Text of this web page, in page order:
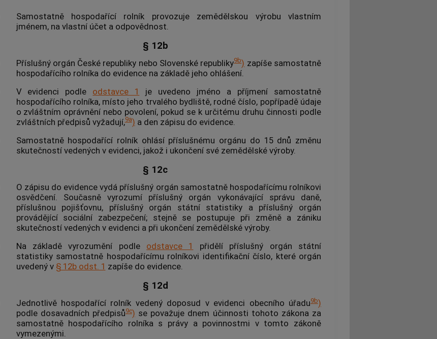
Samostatně hospodařící rolník provozuje zemědělskou výrobu vlastním
jménem, na vlastní účet a odpovědnost.
§ 12b
Příslušný orgán České republiky nebo Slovenské republiky9b) zapíše samostatně
hospodařícího rolníka do evidence na základě jeho ohlášení.
V evidenci podle odstavce 1
je uvedeno jméno a příjmení samostatně
hospodařícího rolníka, místo jeho trvalého bydliště, rodné číslo, popřípadě údaje
o zvláštním oprávnění nebo povolení, pokud se k určitému druhu činnosti podle
zvláštních předpisů vyžadují,9a) a den zápisu do evidence.
Samostatně hospodařící rolník ohlásí příslušnému orgánu do 15 dnů změnu
skutečností vedených v evidenci, jakož i ukončení své zemědělské výroby.
§ 12c
O zápisu do evidence vydá příslušný orgán samostatně hospodařícímu rolníkovi
osvědčení. Současně vyrozumí příslušný orgán vykonávající správu daně,
příslušnou pojišťovnu, příslušný orgán státní statistiky a příslušný orgán
provádějící sociální zabezpečení; stejně se postupuje při změně a zániku
skutečností vedených v evidenci a při ukončení zemědělské výroby.
Na základě vyrozumění podle odstavce 1
přidělí příslušný orgán státní
statistiky samostatně hospodařícímu rolníkovi identifikační číslo, které orgán
uvedený v § 12b odst. 1 zapíše do evidence.
§ 12d
Jednotlivě hospodařící rolník vedený doposud v evidenci obecního úřadu9b)
podle dosavadních předpisů9c) se považuje dnem účinnosti tohoto zákona za
samostatně hospodařícího rolníka s právy a povinnostmi v tomto zákoně
vymezenými.